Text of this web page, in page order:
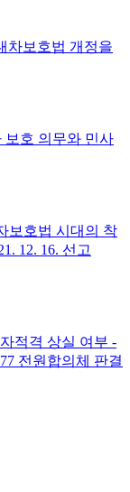
차보호법 개정을
보호 의무와 민사
보호법 시대의 착
12. 16. 선고
적격 상실 여부 -
전원합의체 판결